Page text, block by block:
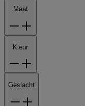
Maat
Kleur
Geslacht